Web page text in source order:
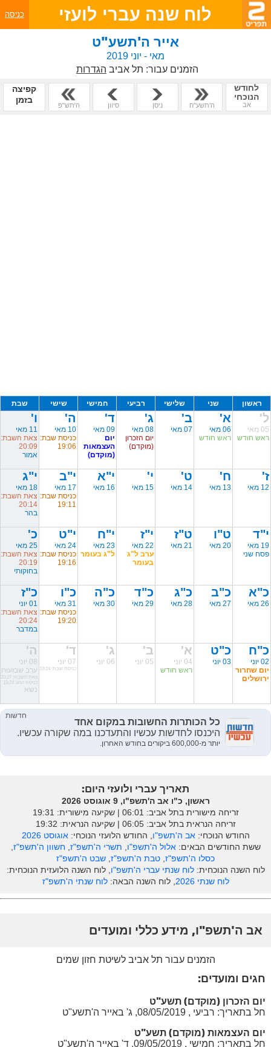
לוח שנה עברי לועזי כניסה
אייר ה'תשע"ט
מאי - יוני 2019
הזמנים עבור: תל אביב הגדרות
לחודש
הנוכחי
אב ה'תשע"ח ניסן סיוון ה'תש"פ
קפיצה
בזמן
ראשון שני שלישי רביעי חמישי שישי שבת
ל'
05 מאי
ראש חודש
א'
06 מאי
ראש חודש
ב'
07 מאי
ג'
08 מאי
יום הזכרון
(מוקדם)
ד'
09 מאי
יום
העצמאות
(מוקדם)
ה'
10 מאי
כניסת שבת:
19:06
ו'
11 מאי
צאת השבת:
20:09
אמור
ז'
12 מאי
ח'
13 מאי
ט'
14 מאי
י'
15 מאי
י"א
16 מאי
י"ב
17 מאי
כניסת שבת:
19:11
י"ג
18 מאי
צאת השבת:
20:14
בהר
י"ד
19 מאי
פסח שני
ט"ו
20 מאי
ט"ז
21 מאי
י"ז
22 מאי
ערב ל"ג
בעומר
י"ח
23 מאי
ל"ג בעומר
י"ט
24 מאי
כניסת שבת:
19:16
כ'
25 מאי
צאת השבת:
20:19
בחוקותי
כ"א
26 מאי
כ"ב
27 מאי
כ"ג
28 מאי
כ"ד
29 מאי
כ"ה
30 מאי
כ"ו
31 מאי
כניסת שבת:
19:20
כ"ז
01 יוני
צאת השבת:
20:24
במדבר
כ"ח
02 יוני
יום שחרור
ירושלים
כ"ט
03 יוני
א'
04 יוני
ראש חודש
ב'
05 יוני
ג'
06 יוני
ד'
07 יוני
כניסת שבת: 19:24
ה'
08 יוני
ערב שבועות
צאת השבת: 20:27
כניסת החג: 19:24
נשא
תאריך עברי ולועזי היום:
ראשון, כ"ו אב ה'תשפ"ו, 9 אוגוסט 2026
זריחה מישורית בתל אביב: ‎06:01 | שקיעה מישורית: 19:31
זריחה הנראית בתל אביב: ‎06:05 | שקיעה הנראית: 19:32
החודש הנוכחי:אב ה'תשפ"ו, החודש הלועזי הנוכחי:אוגוסט 2026
ששת החודשים הבאים:אלול ה'תשפ"ו, תשרי ה'תשפ"ז, חשוון ה'תשפ"ז,
כסלו ה'תשפ"ז, טבת ה'תשפ"ז, שבט ה'תשפ"ז
לוח השנה הנוכחית:לוח שנתי עברי ה'תשפ"ו, לוח השנה הלועזית הנוכחית:
לוח שנתי 2026
, לוח השנה הבאה:לוח שנתי ה'תשפ"ז
אב ה'תשפ"ו, מידע כללי ומועדים
הזמנים עבור תל אביב לשיטת חזון שמים
חגים ומועדים:
יום הזכרון (מוקדם) תשע"ט
חל בתאריך: רביעי , 08/05/2019, ג' באייר ה'תשע"ט
יום העצמאות (מוקדם) תשע"ט
חל בתאריך: חמישי , 09/05/2019, ד' באייר ה'תשע"ט